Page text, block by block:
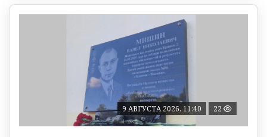
9 АВГУСТА 2026, 11:40 22